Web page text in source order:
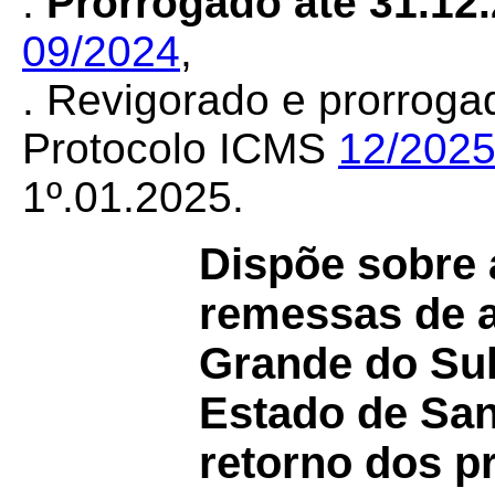
09/2024,
. Revigorado e
Protocolo ICMS 12/2025
1º.01.2025.
Dispõe sobre
remessas de
Grande do
Estado de
retorno dos